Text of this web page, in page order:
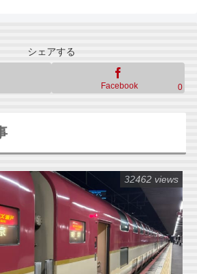
シェアする
Facebook 0
32462 views